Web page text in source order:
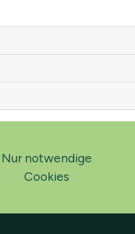
Nur notwendige
Cookies